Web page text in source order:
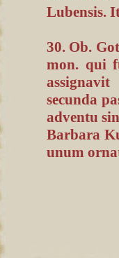
Lubensis.
30. Ob.
mon. qui
secunda
adventu
Barbara
unum